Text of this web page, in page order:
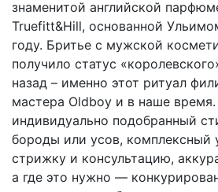
знаменитой английской
Truefitt&Hill, основанной
году. Бритье с мужской
получило статус
назад – именно этот ритуал
мастера Oldboy и в наше время.
индивидуально подобранный
бороды или усов, комплексный
стрижку и консультацию,
а где это нужно —